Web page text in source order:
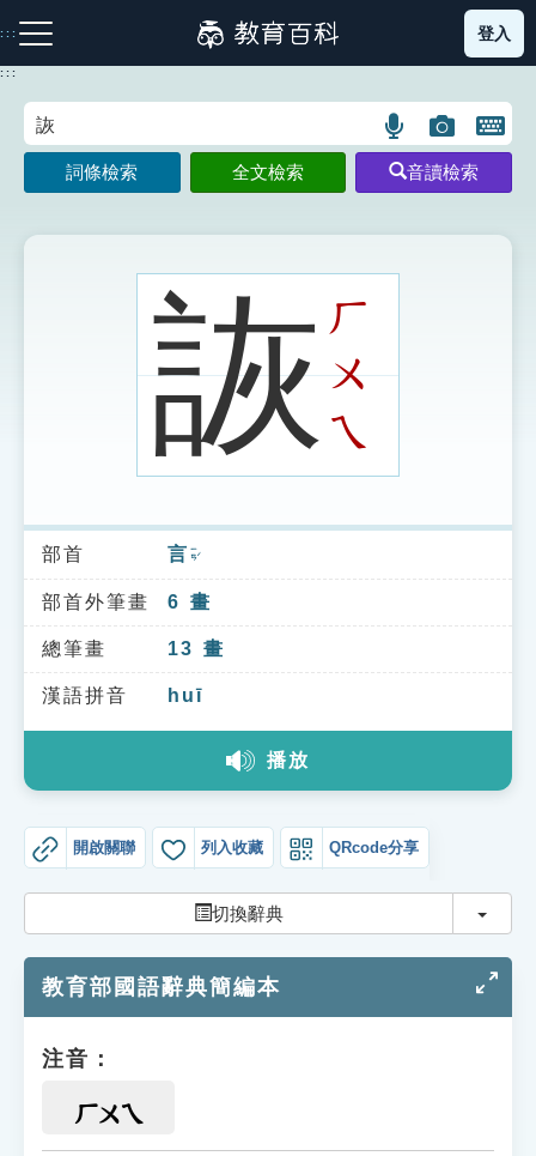
到
主
:::
注音索引圖示 筆畫索引圖示 部首索引表圖示
索引選單
知識索引
單字索引
生命大百科索引
教學應用
貓頭鷹博士
登入
:::
語
言
搜
示
圖
片
搜
開
鍵
圖
詞條檢索 全文檢索 音讀檢索
詼ㄏ
ㄨ
ㄟ
部首 言 ㄧㄢˊ
部首外筆畫 6 畫
總筆畫 13 畫
漢語拼音 huī
播放
開啟關聯 列入收藏 QRcode分享
切換辭典 切換
教育部國語辭典簡編本
注音：
ㄏㄨㄟ